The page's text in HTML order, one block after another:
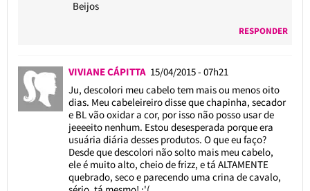
Beijos
RESPONDER
VIVIANE CÁPITTA 15/04/2015 - 07h21
Ju, descolori meu cabelo tem mais ou menos oito
dias. Meu cabeleireiro disse que chapinha, secador
e BL vão oxidar a cor, por isso não posso usar de
jeeeeito nenhum. Estou desesperada porque era
usuária diária desses produtos. O que eu faço?
Desde que descolori não solto mais meu cabelo,
ele é muito alto, cheio de frizz, e tá ALTAMENTE
quebrado, seco e parecendo uma crina de cavalo,